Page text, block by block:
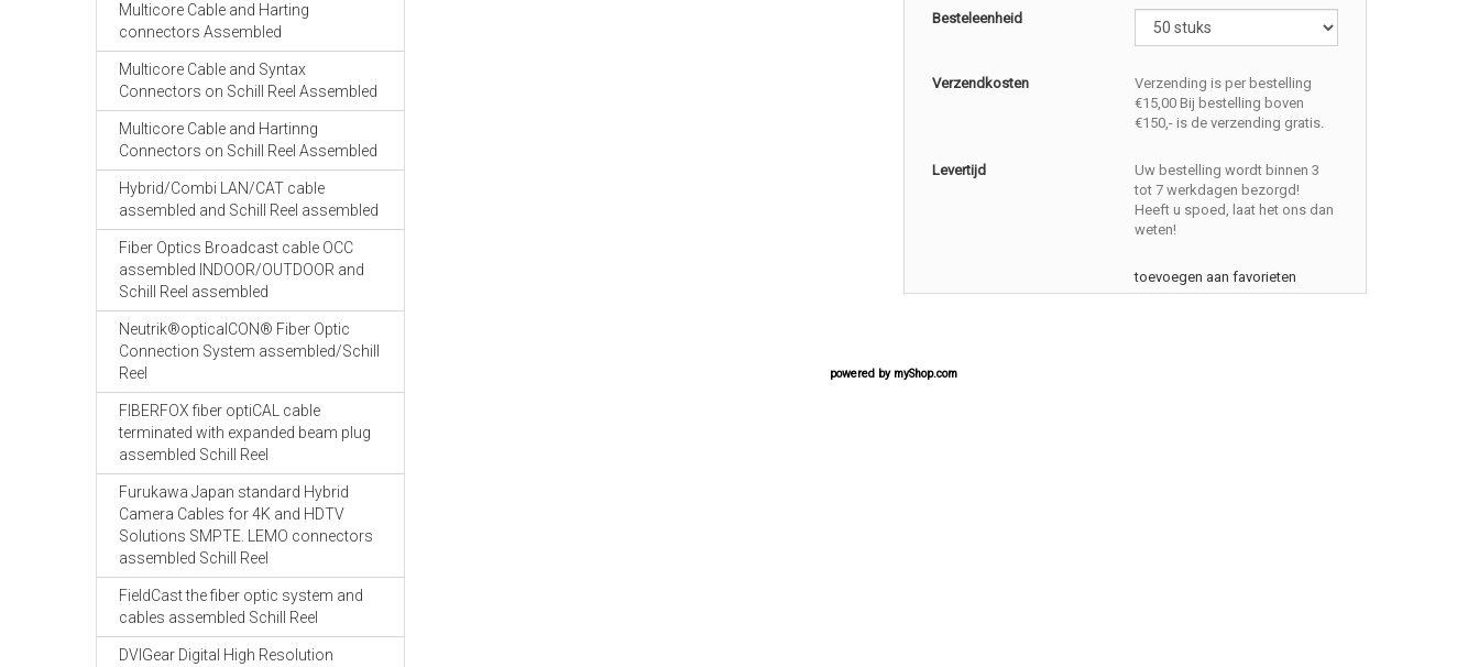
Multicore Cable and Harting
connectors Assembled
Multicore Cable and Syntax
Connectors on Schill Reel Assembled
Multicore Cable and Hartinng
Connectors on Schill Reel Assembled
Hybrid/Combi LAN/CAT cable
assembled and Schill Reel assembled
Fiber Optics Broadcast cable OCC
assembled INDOOR/OUTDOOR and
Schill Reel assembled
Neutrik®opticalCON® Fiber Optic
Connection System assembled/Schill
Reel
FIBERFOX fiber optiCAL cable
terminated with expanded beam plug
assembled Schill Reel
Furukawa Japan standard Hybrid
Camera Cables for 4K and HDTV
Solutions SMPTE. LEMO connectors
assembled Schill Reel
FieldCast the fiber optic system and
cables assembled Schill Reel
DVIGear Digital High Resolution
Besteleenheid
Verzendkosten
Verzending is per bestelling
€15,00 Bij bestelling boven
€150,- is de verzending gratis.
Levertijd
Uw bestelling wordt binnen 3
tot 7 werkdagen bezorgd!
Heeft u spoed, laat het ons dan
weten!
toevoegen aan favorieten
powered by myShop.com